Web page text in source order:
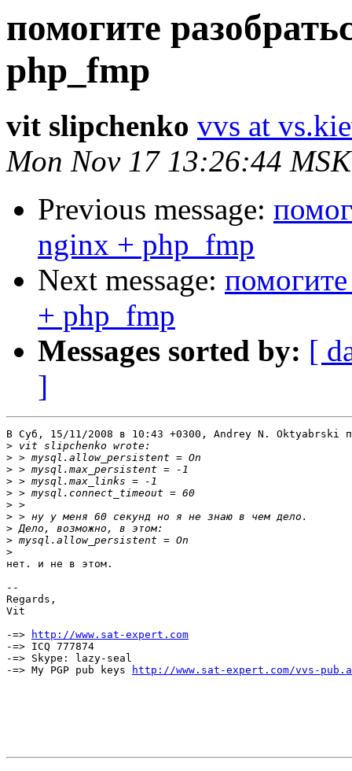
помогите
php_fmp
vit slipchenko vvs at
Mon Nov 17 13:26:44
Previous message:
nginx + php_fmp
Next message: помогите
+ php_fmp
Messages sorted by: [
]
В Суб, 15/11/2008 в 10:43 +0300, Andrey N. Oktyabrski
>
>
>
>
>
>
>
>
>
>
нет. и не в этом.
--
Regards,
Vit
-=>
http://www.sat-expert.com
-=> ICQ 777874
-=> Skype: lazy-seal
-=> My PGP pub keys
http://www.sat-expert.com/vvs-